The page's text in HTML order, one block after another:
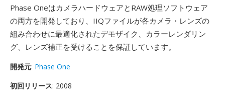
Phase OneはカメラハードウェアとRAW処理ソフトウェア
の両方を開発しており、IIQファイルが各カメラ・レンズの
組み合わせに最適化されたデモザイク、カラーレンダリン
グ、レンズ補正を受けることを保証しています。
開発元: Phase One
初回リリース: 2008